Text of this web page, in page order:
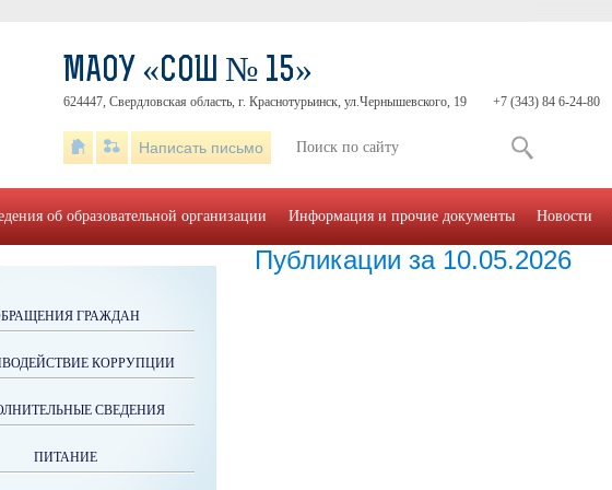
Публикации за 10.05.2026
ГРАЖДАН
КОРРУПЦИИ
СВЕДЕНИЯ
ПИТАНИЕ
МАОУ «СОШ № 15»
624447, Свердловская область, г. Краснотурьинск, ул.Чернышевского, 19 +7 (343) 84 6-24-80
Написать письмо
об образовательной организации Информация и прочие документы Новости